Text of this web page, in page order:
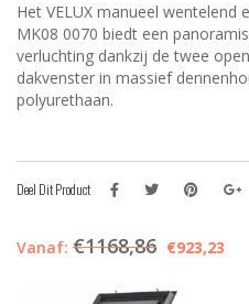
Het VELUX manueel wentelend
MK08 0070 biedt een
verluchting dankzij de twee
dakvenster in massief
polyurethaan.
Deel Dit Product
Vanaf: €1168,86 €923,23